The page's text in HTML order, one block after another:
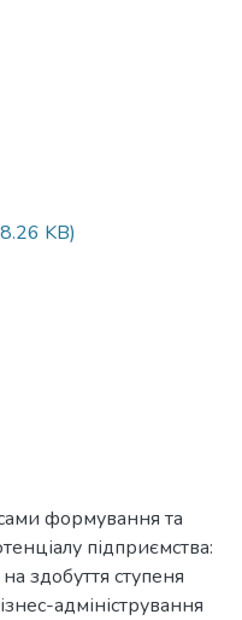
KB)
формування та
підприємства:
здобуття ступеня
адміністрування